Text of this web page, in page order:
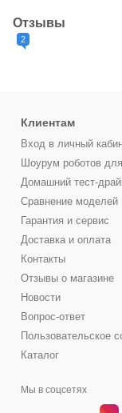
Отзывы
2
Клиентам
Вход в личный
Шоурум роботов
Домашний тест-
Сравнение моделей
Гарантия и сервис
Доставка и оплата
Контакты
Отзывы о магазине
Новости
Вопрос-ответ
Пользовательское
Каталог
Мы в соцсетях